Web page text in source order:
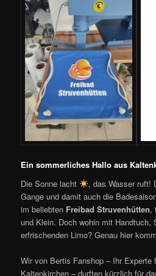
Ein sommerliches Hallo aus
Die Sonne lacht
, das Wasser ruft!
Gange und damit auch die
im beliebten Freibad Struvenhütten,
und Klein. Doch wohin mit Handtuch,
erfrischenden Limo? Genau hier
Wir von Bertis Fanshop – Ihr Experte
Kaltenkirchen – durften kürzlich für